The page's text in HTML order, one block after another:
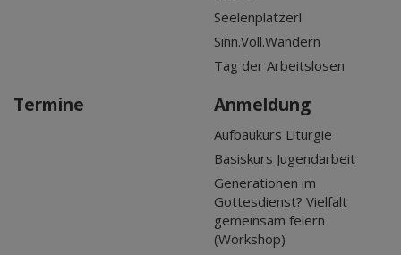
Seelenplatzerl
Sinn.Voll.Wandern
Tag der Arbeitslosen
Termine Anmeldung
Aufbaukurs Liturgie
Basiskurs Jugendarbeit
Generationen im
Gottesdienst? Vielfalt
gemeinsam feiern
(Workshop)